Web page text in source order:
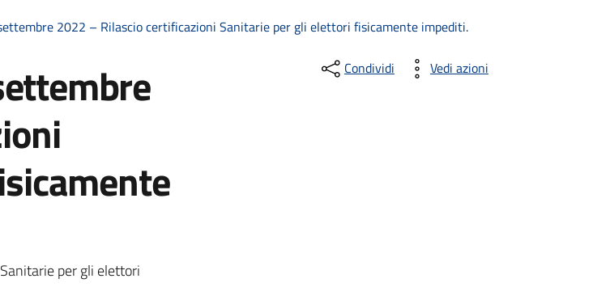
2022 – Rilascio certificazioni Sanitarie per gli elettori fisicamente impediti.
per gli elettori
Condividi Vedi azioni